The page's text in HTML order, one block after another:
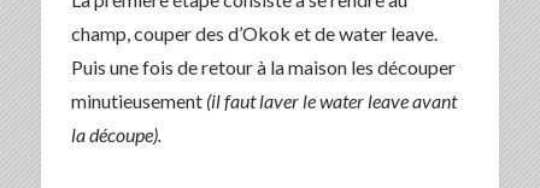
champ, couper des d’Okok et de water leave.
Puis une fois de retour à la maison les découper
minutieusement (il faut laver le water leave avant
la découpe).